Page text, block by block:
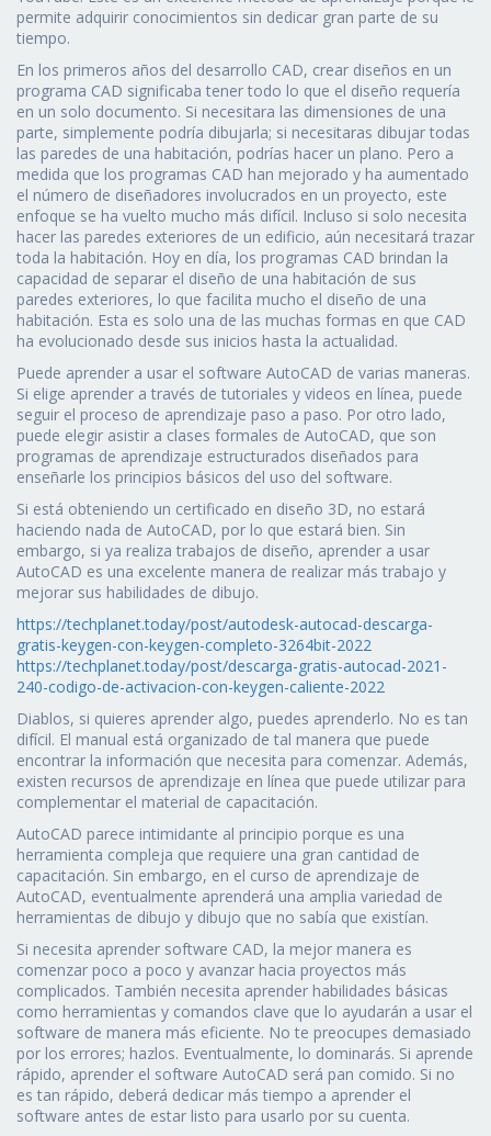
permite adquirir conocimientos sin dedicar gran parte de su
tiempo.
En los primeros años del desarrollo CAD, crear diseños en un
programa CAD significaba tener todo lo que el diseño requería
en un solo documento. Si necesitara las dimensiones de una
parte, simplemente podría dibujarla; si necesitaras dibujar todas
las paredes de una habitación, podrías hacer un plano. Pero a
medida que los programas CAD han mejorado y ha aumentado
el número de diseñadores involucrados en un proyecto, este
enfoque se ha vuelto mucho más difícil. Incluso si solo necesita
hacer las paredes exteriores de un edificio, aún necesitará trazar
toda la habitación. Hoy en día, los programas CAD brindan la
capacidad de separar el diseño de una habitación de sus
paredes exteriores, lo que facilita mucho el diseño de una
habitación. Esta es solo una de las muchas formas en que CAD
ha evolucionado desde sus inicios hasta la actualidad.
Puede aprender a usar el software AutoCAD de varias maneras.
Si elige aprender a través de tutoriales y videos en línea, puede
seguir el proceso de aprendizaje paso a paso. Por otro lado,
puede elegir asistir a clases formales de AutoCAD, que son
programas de aprendizaje estructurados diseñados para
enseñarle los principios básicos del uso del software.
Si está obteniendo un certificado en diseño 3D, no estará
haciendo nada de AutoCAD, por lo que estará bien. Sin
embargo, si ya realiza trabajos de diseño, aprender a usar
AutoCAD es una excelente manera de realizar más trabajo y
mejorar sus habilidades de dibujo.
https://techplanet.today/post/autodesk-autocad-descarga-
gratis-keygen-con-keygen-completo-3264bit-2022
https://techplanet.today/post/descarga-gratis-autocad-2021-
240-codigo-de-activacion-con-keygen-caliente-2022
Diablos, si quieres aprender algo, puedes aprenderlo. No es tan
difícil. El manual está organizado de tal manera que puede
encontrar la información que necesita para comenzar. Además,
existen recursos de aprendizaje en línea que puede utilizar para
complementar el material de capacitación.
AutoCAD parece intimidante al principio porque es una
herramienta compleja que requiere una gran cantidad de
capacitación. Sin embargo, en el curso de aprendizaje de
AutoCAD, eventualmente aprenderá una amplia variedad de
herramientas de dibujo y dibujo que no sabía que existían.
Si necesita aprender software CAD, la mejor manera es
comenzar poco a poco y avanzar hacia proyectos más
complicados. También necesita aprender habilidades básicas
como herramientas y comandos clave que lo ayudarán a usar el
software de manera más eficiente. No te preocupes demasiado
por los errores; hazlos. Eventualmente, lo dominarás. Si aprende
rápido, aprender el software AutoCAD será pan comido. Si no
es tan rápido, deberá dedicar más tiempo a aprender el
software antes de estar listo para usarlo por su cuenta.